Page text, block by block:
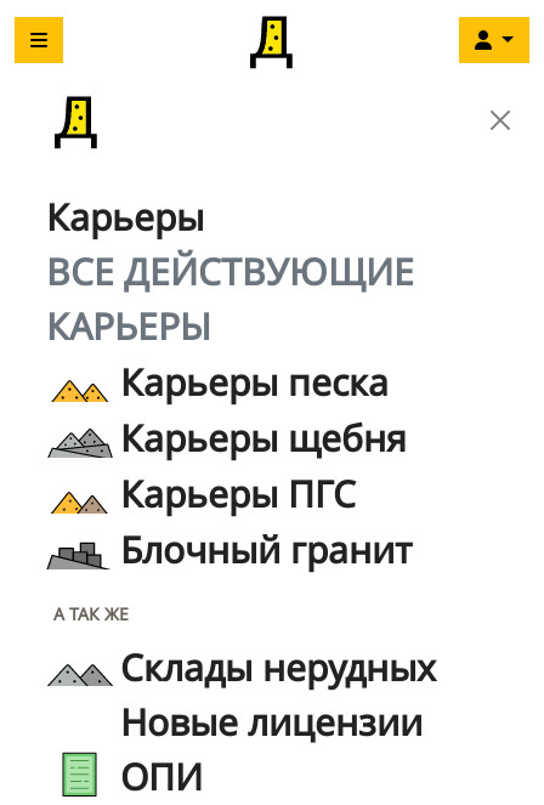
Карьеры
ВСЕ ДЕЙСТВУЮЩИЕ
КАРЬЕРЫ
Карьеры песка
Карьеры щебня
Карьеры ПГС
Блочный гранит
А ТАК ЖЕ
Склады нерудных
Новые лицензии
ОПИ